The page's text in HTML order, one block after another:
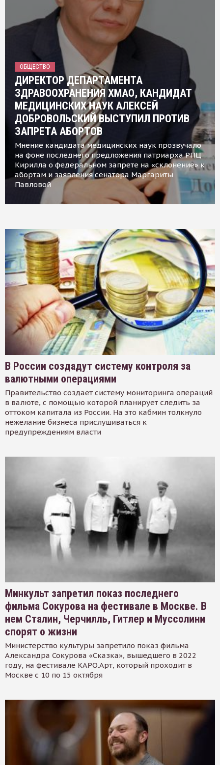
ОБЩЕСТВО
ДИРЕКТОР ДЕПАРТАМЕНТА
ЗДРАВООХРАНЕНИЯ ХМАО, КАНДИДАТ
МЕДИЦИНСКИХ НАУК АЛЕКСЕЙ
ДОБРОВОЛЬСКИЙ ВЫСТУПИЛ ПРОТИВ
ЗАПРЕТА АБОРТОВ
Мнение кандидата медицинских наук прозвучало
на фоне последнего предложения патриарха РПЦ
Кирилла о федеральном запрете на «склонение» к
абортам и заявления сенатора Маргариты
Павловой
В России создадут систему контроля за
валютными операциями
Правительство создает систему мониторинга операций
в валюте, с помощью которой планирует следить за
оттоком капитала из России. На это кабмин толкнуло
нежелание бизнеса прислушиваться к
предупреждениям власти
Минкульт запретил показ последнего
фильма Сокурова на фестивале в Москве. В
нем Сталин, Черчилль, Гитлер и Муссолини
спорят о жизни
Министерство культуры запретило показ фильма
Александра Сокурова «Сказка», вышедшего в 2022
году, на фестивале КАРО.Арт, который проходит в
Москве с 10 по 15 октября